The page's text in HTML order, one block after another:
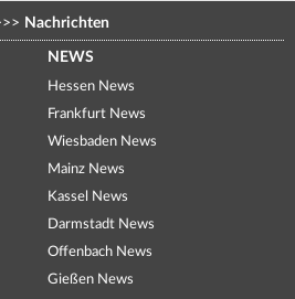
Nachrichten
NEWS
Hessen News
Frankfurt News
Wiesbaden News
Mainz News
Kassel News
Darmstadt News
Offenbach News
Gießen News